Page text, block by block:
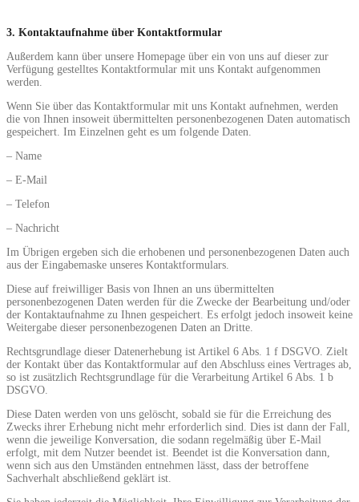
3. Kontaktaufnahme über Kontaktformular
Außerdem kann über unsere Homepage über ein von uns auf dieser zur
Verfügung gestelltes Kontaktformular mit uns Kontakt aufgenommen
werden.
Wenn Sie über das Kontaktformular mit uns Kontakt aufnehmen, werden
die von Ihnen insoweit übermittelten personenbezogenen Daten automatisch
gespeichert. Im Einzelnen geht es um folgende Daten.
– Name
– E-Mail
– Telefon
– Nachricht
Im Übrigen ergeben sich die erhobenen und personenbezogenen Daten auch
aus der Eingabemaske unseres Kontaktformulars.
Diese auf freiwilliger Basis von Ihnen an uns übermittelten
personenbezogenen Daten werden für die Zwecke der Bearbeitung und/oder
der Kontaktaufnahme zu Ihnen gespeichert. Es erfolgt jedoch insoweit keine
Weitergabe dieser personenbezogenen Daten an Dritte.
Rechtsgrundlage dieser Datenerhebung ist Artikel 6 Abs. 1 f DSGVO. Zielt
der Kontakt über das Kontaktformular auf den Abschluss eines Vertrages ab,
so ist zusätzlich Rechtsgrundlage für die Verarbeitung Artikel 6 Abs. 1 b
DSGVO.
Diese Daten werden von uns gelöscht, sobald sie für die Erreichung des
Zwecks ihrer Erhebung nicht mehr erforderlich sind. Dies ist dann der Fall,
wenn die jeweilige Konversation, die sodann regelmäßig über E-Mail
erfolgt, mit dem Nutzer beendet ist. Beendet ist die Konversation dann,
wenn sich aus den Umständen entnehmen lässt, dass der betroffene
Sachverhalt abschließend geklärt ist.